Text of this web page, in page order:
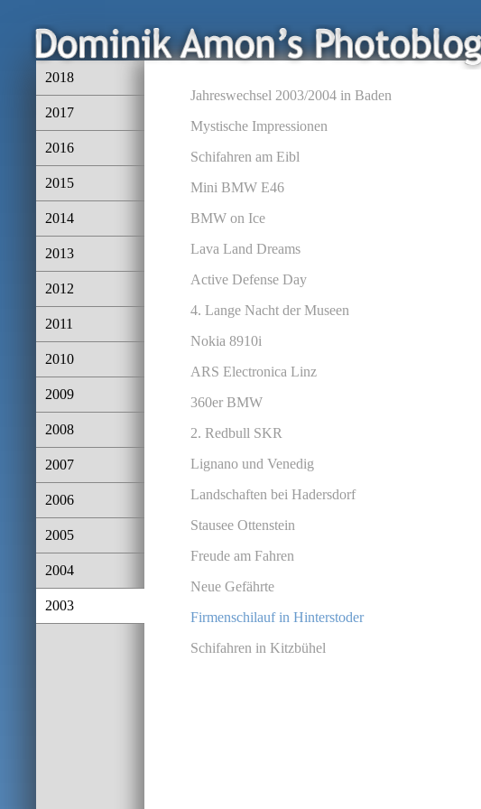
2018
2017
2016
2015
2014
2013
2012
2011
2010
2009
2008
2007
2006
2005
2004
2003
Jahreswechsel 2003/2004 in Baden
Mystische Impressionen
Schifahren am Eibl
Mini BMW E46
BMW on Ice
Lava Land Dreams
Active Defense Day
4. Lange Nacht der Museen
Nokia 8910i
ARS Electronica Linz
360er BMW
2. Redbull SKR
Lignano und Venedig
Landschaften bei Hadersdorf
Stausee Ottenstein
Freude am Fahren
Neue Gefährte
Firmenschilauf in Hinterstoder
Schifahren in Kitzbühel